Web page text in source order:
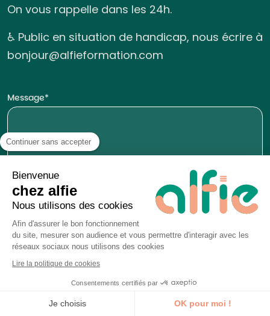
On vous rappelle dans les 24h.
♿ Public en situation de handicap, nous écrire à
bonjour@alfieformation.com
Message
Continuer sans accepter
Bienvenue
chez alfie
Nous utilisons des cookies
Afin d'assurer le bon fonctionnement
du site, mesurer son audience et vous permettre d'interagir avec les
réseaux sociaux nous utilisons des cookies
Lire la politique de cookies
Consentements certifiés par
Je choisis OK pour moi !